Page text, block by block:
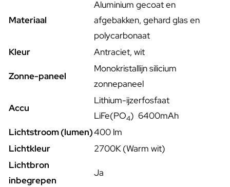
Materiaal
Aluminium gecoat en
afgebakken, gehard glas en
polycarbonaat
Kleur
Antraciet, wit
Zonne-paneel
Monokristallijn silicium
zonnepaneel
Accu
Lithium-ijzerfosfaat
LiFe(PO4) 6400mAh
Lichtstroom (lumen)400 lm
Lichtkleur
2700K (Warm wit)
Lichtbron
inbegrepen
Ja